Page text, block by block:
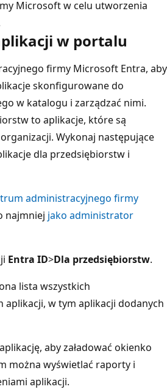
Microsoft w celu utworzenia
w portalu
firmy Microsoft Entra, aby
skonfigurowane do
w katalogu i zarządzać nimi.
to aplikacje, które są
Wykonaj następujące
dla przedsiębiorstw i
administracyjnego firmy
najmniej jako administrator
Entra ID>Dla przedsiębiorstw.
lista wszystkich
w tym aplikacji dodanych
aby załadować okienko
można wyświetlać raporty i
aplikacji.